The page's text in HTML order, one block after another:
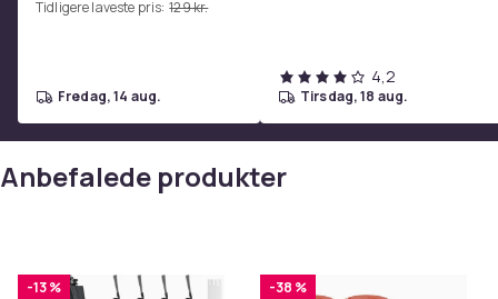
Type støvbeholder
Varenr.
hjemmetræningscenter
Tidligere laveste pris: 129 kr.
fredag, 14 aug.
4,2
tirsdag, 18 aug.
Anbefalede produkter
-13 % -38 %